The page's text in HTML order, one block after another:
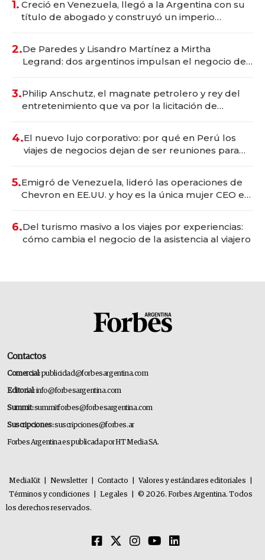
1. Creció en Venezuela, llegó a la Argentina con su
título de abogado y construyó un imperio
2.De Paredes y Lisandro Martínez a Mirtha
Legrand: dos argentinos impulsan el negocio del
3.Philip Anschutz, el magnate petrolero y rey del
entretenimiento que va por la licitación de
4.El nuevo lujo corporativo: por qué en Perú los
viajes de negocios dejan de ser reuniones para
5.Emigró de Venezuela, lideró las operaciones de
Chevron en EE.UU. y hoy es la única mujer CEO en
6.Del turismo masivo a los viajes por experiencias:
cómo cambia el negocio de la asistencia al viajero
Contactos
Comercial:publicidad@forbesargentina.com
Editorial:info@forbesargentina.com
Summit:summitforbes@forbesargentina.com
Suscripciones:suscripciones@forbes.ar
Forbes Argentina es publicada por HT Media SA.
MediaKit Newsletter Contacto Valores y estándares editoriales
Términos y condiciones
Legales
© 2026. Forbes Argentina. Todos
los derechos reservados.